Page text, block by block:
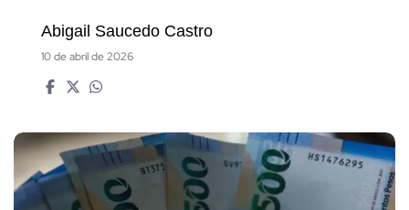
Abigail Saucedo Castro
10 de abril de 2026